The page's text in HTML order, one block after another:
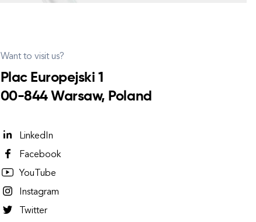
Want to visit us?
Plac Europejski 1
00-844 Warsaw, Poland
LinkedIn
Facebook
YouTube
Instagram
Twitter